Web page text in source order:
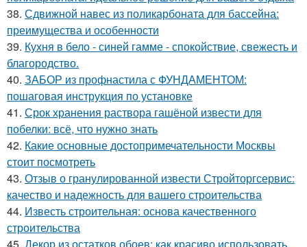
38. Сдвижной навес из поликарбоната для бассейна:
преимущества и особенности
39. Кухня в бело - синей гамме - спокойствие, свежесть и
благородство.
40. ЗАБОР из профнастила с ФУНДАМЕНТОМ:
пошаговая инструкция по установке
41. Срок хранения раствора гашёной извести для
побелки: всё, что нужно знать
42. Какие основные достопримечательности Москвы
стоит посмотреть
43. Отзыв о гранулированной извести Стройторгсервис:
качество и надежность для вашего строительства
44. Известь строительная: основа качественного
строительства